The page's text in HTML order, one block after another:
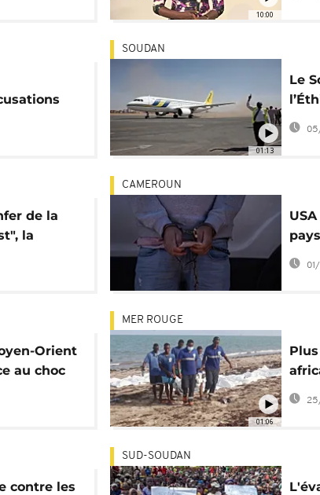
10:00
01:13
SOUDAN
Le
de la
la
monde
CAMEROUN
Orient
au choc
01:06
MER ROUGE
contre les
SUD-SOUDAN